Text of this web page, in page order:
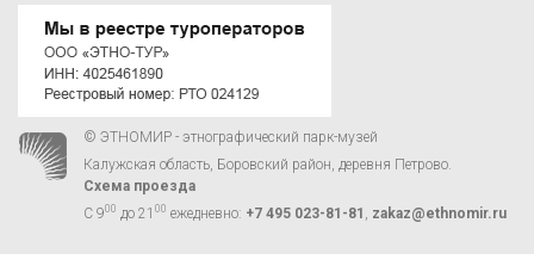
© ЭТНОМИР - этнографический парк-музей
Калужская область, Боровский район, деревня Петрово.
Схема проезда
С 900 до 21 00 ежедневно: +7 495 023-81-81 zakaz@ethnomir.ru